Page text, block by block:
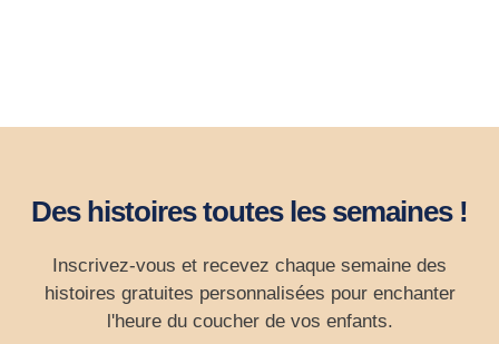
Des histoires toutes les semaines !
Inscrivez-vous et recevez chaque semaine des
histoires gratuites personnalisées pour enchanter
l'heure du coucher de vos enfants.